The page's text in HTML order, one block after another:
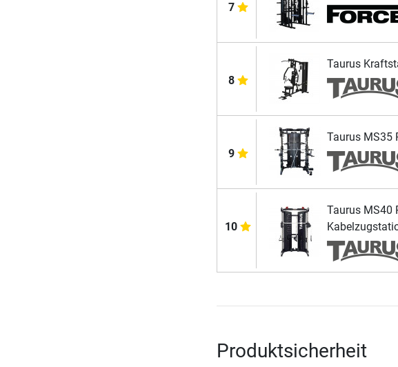
7
8
Taurus
9
Taurus MS35
10
Taurus MS40
Produktsicherheit